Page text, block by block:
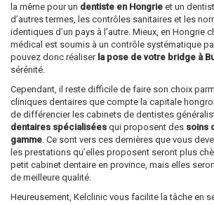
la même pour un dentiste en Hongrie et un
d’autres termes, les contrôles sanitaires et les
identiques d’un pays à l’autre. Mieux, en Hongrie
médical est soumis à un contrôle systématique
pouvez donc réaliser la pose de votre bridge à
sérénité.
Cependant, il reste difficile de faire son choix
cliniques dentaires que compte la capitale
de différencier les cabinets de dentistes
dentaires spécialisées qui proposent des soins
gamme . Ce sont vers ces dernières que vous
les prestations qu’elles proposent seront plus
petit cabinet dentaire en province, mais elles
de meilleure qualité.
Heureusement, Kelclinic vous facilite la tâche en